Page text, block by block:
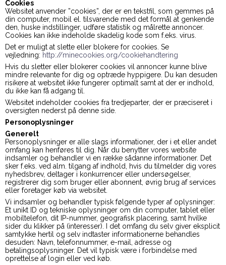
Cookies
Websitet anvender ”cookies”, der er en tekstfil, som gemmes på
din computer, mobil el. tilsvarende med det formål at genkende
den, huske indstillinger, udføre statistik og målrette annoncer.
Cookies kan ikke indeholde skadelig kode som f.eks. virus.
Det er muligt at slette eller blokere for cookies. Se
vejledning: http://minecookies.org/cookiehandtering
Hvis du sletter eller blokerer cookies vil annoncer kunne blive
mindre relevante for dig og optræde hyppigere. Du kan desuden
risikere at websitet ikke fungerer optimalt samt at der er indhold,
du ikke kan få adgang til.
Websitet indeholder cookies fra tredjeparter, der er præciseret i
oversigten nederst på denne side.
Personoplysninger
Generelt
Personoplysninger er alle slags informationer, der i et eller andet
omfang kan henføres til dig. Når du benytter vores website
indsamler og behandler vi en række sådanne informationer. Det
sker f.eks. ved alm. tilgang af indhold, hvis du tilmelder dig vores
nyhedsbrev, deltager i konkurrencer eller undersøgelser,
registrerer dig som bruger eller abonnent, øvrig brug af services
eller foretager køb via websitet.
Vi indsamler og behandler typisk følgende typer af oplysninger:
Et unikt ID og tekniske oplysninger om din computer, tablet eller
mobiltelefon, dit IP-nummer, geografisk placering, samt hvilke
sider du klikker på (interesser). I det omfang du selv giver eksplicit
samtykke hertil og selv indtaster informationerne behandles
desuden: Navn, telefonnummer, e-mail, adresse og
betalingsoplysninger. Det vil typisk være i forbindelse med
oprettelse af login eller ved køb.